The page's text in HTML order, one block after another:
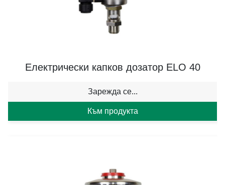
Електрически капков дозатор ELO 40
Зарежда се...
Към продукта